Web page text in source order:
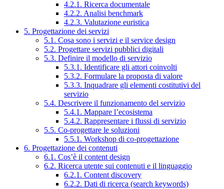
4.2.1. Ricerca documentale
4.2.2. Analisi benchmark
4.2.3. Valutazione euristica
5. Progettazione dei servizi
5.1. Cosa sono i servizi e il service design
5.2. Progettare servizi pubblici digitali
5.3. Definire il modello di servizio
5.3.1. Identificare gli attori coinvolti
5.3.2. Formulare la proposta di valore
5.3.3. Inquadrare gli elementi costitutivi del
servizio
5.4. Descrivere il funzionamento del servizio
5.4.1. Mappare l’ecosistema
5.4.2. Rappresentare i flussi di servizio
5.5. Co-progettare le soluzioni
5.5.1. Workshop di co-progettazione
6. Progettazione dei contenuti
6.1. Cos’è il content design
6.2. Ricerca utente sui contenuti e il linguaggio
6.2.1. Content discovery
6.2.2. Dati di ricerca (search keywords)